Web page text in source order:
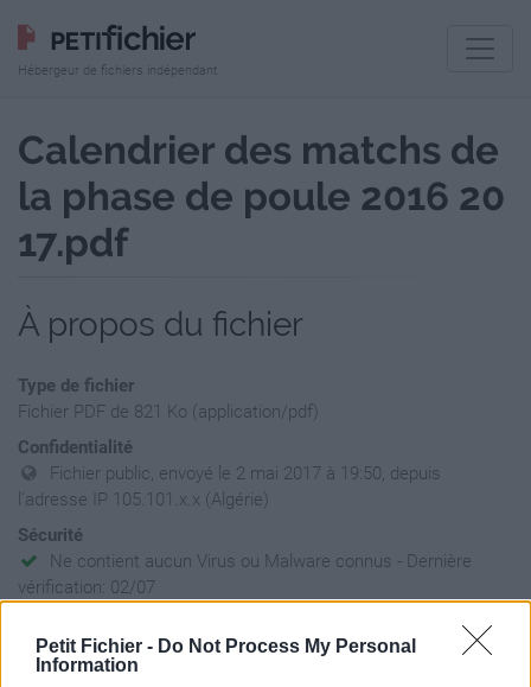
Petit Fichier - Do Not Process My Personal
Information
Hébergeur de fichiers indépendant
Calendrier des matchs de
la phase de poule 2016 20
17.pdf
À propos du fichier
Type de fichier
Fichier PDF de 821 Ko (application/pdf)
Confidentialité
Fichier public, envoyé le 2 mai 2017 à 19:50, depuis
l'adresse IP 105.101.x.x (Algérie)
Sécurité
Ne contient aucun Virus ou Malware connus - Dernière
vérification: 02/07
La présente page de téléchargement a été vue 730 fois depuis
l'envoi du fichier